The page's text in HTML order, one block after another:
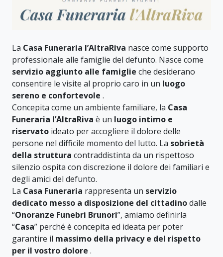
La Casa Funeraria l’AltraRiva nasce come supporto
professionale alle famiglie del defunto. Nasce come
servizio aggiunto alle famiglie che desiderano
consentire le visite al proprio caro in un luogo
sereno e confortevole .
Concepita come un ambiente familiare, la Casa
Funeraria l’AltraRiva è un luogo intimo e
riservato ideato per accogliere il dolore delle
persone nel difficile momento del lutto. La sobrietà
della struttura contraddistinta da un rispettoso
silenzio ospita con discrezione il dolore dei familiari e
degli amici del defunto.
La Casa Funeraria rappresenta un servizio
dedicato messo a disposizione del cittadinodalle
“Onoranze Funebri Brunori”, amiamo definirla
“Casa” perché è concepita ed ideata per poter
garantire il massimo della privacy e del rispetto
per il vostro dolore .